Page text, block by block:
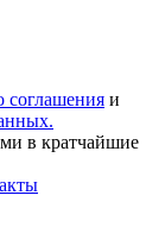
соглашения и
в кратчайшие